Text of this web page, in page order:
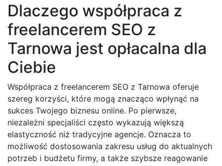
Dlaczego współpraca z
freelancerem SEO z
Tarnowa jest opłacalna dla
Ciebie
Współpraca z freelancerem SEO z Tarnowa oferuje
szereg korzyści, które mogą znacząco wpłynąć na
sukces Twojego biznesu online. Po pierwsze,
niezależni specjaliści często wykazują większą
elastyczność niż tradycyjne agencje. Oznacza to
możliwość dostosowania zakresu usług do aktualnych
potrzeb i budżetu firmy, a także szybsze reagowanie